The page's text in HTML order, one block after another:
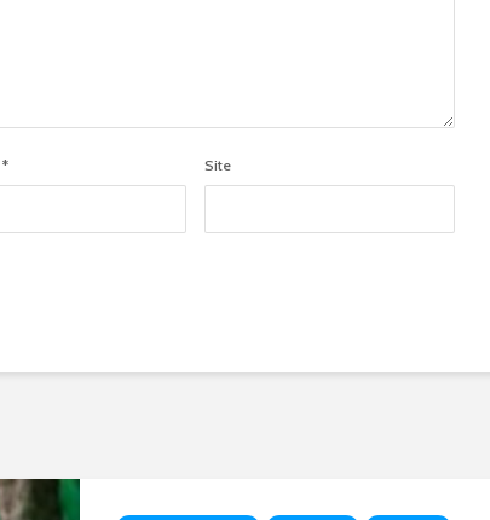
* Site